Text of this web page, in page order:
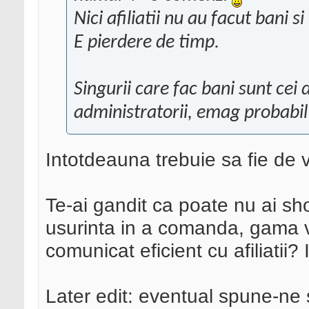
Nici afiliatii nu au facut bani
E pierdere de timp.
Singurii care fac bani sunt cei
administratorii, emag probabil
Intotdeauna trebuie sa fie de
Te-ai gandit ca poate nu ai
usurinta in a comanda, gama
comunicat eficient cu afiliatii?
Later edit: eventual spune-